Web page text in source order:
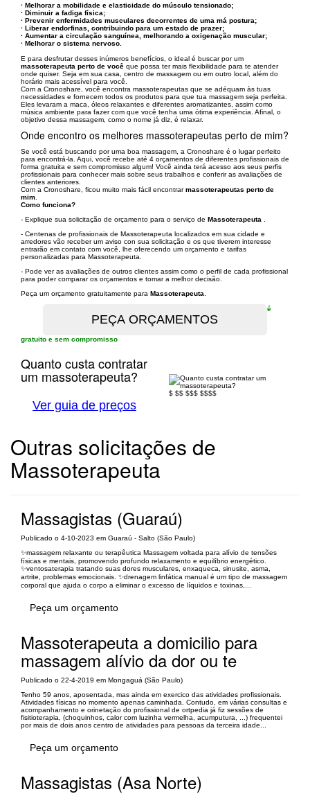
· Melhorar a mobilidade e elasticidade do músculo tensionado;
· Diminuir a fadiga física;
· Prevenir enfermidades musculares decorrentes de uma má postura;
· Liberar endorfinas, contribuindo para um estado de prazer;
· Aumentar a circulação sanguínea, melhorando a oxigenação muscular;
· Melhorar o sistema nervoso.
E para desfrutar desses inúmeros benefícios, o ideal é buscar por um
massoterapeuta perto de você que possa ter mais flexibilidade para te atender
onde quiser. Seja em sua casa, centro de massagem ou em outro local, além do
horário mais acessível para você.
Com a Cronoshare, você encontra massoterapeutas que se adéquam às tuas
necessidades e fornecem todos os produtos para que tua massagem seja perfeita.
Eles levaram a maca, óleos relaxantes e diferentes aromatizantes, assim como
música ambiente para fazer com que você tenha uma ótima experiência. Afinal, o
objetivo dessa massagem, como o nome já diz, é relaxar.
Onde encontro os melhores massoterapeutas perto de mim?
Se você está buscando por uma boa massagem, a Cronoshare é o lugar perfeito
para encontrá-la. Aqui, você recebe até 4 orçamentos de diferentes profissionais de
forma gratuita e sem compromisso algum! Você ainda terá acesso aos seus perfis
profissionais para conhecer mais sobre seus trabalhos e conferir as avaliações de
clientes anteriores.
Com a Cronoshare, ficou muito mais fácil encontrarmassoterapeutas perto de
mim
Como funciona?
- Explique sua solicitação de orçamento para o serviço de Massoterapeuta
- Centenas de profissionais de Massoterapeuta localizados em sua cidade e
arredores vão receber um aviso con sua solicitação e os que tiverem interesse
entrarão em contato com você, lhe oferecendo um orçamento e tarifas
personalizadas para Massoterapeuta.
- Pode ver as avaliações de outros clientes assim como o perfil de cada profissional
para poder comparar os orçamentos e tomar a melhor decisão.
Peça um orçamento gratuitamente para Massoterapeuta
é
gratuito e sem compromisso
Quanto custa contratar
um massoterapeuta?
Ver guia de preços
$ $$ $$$ $$$$
Outras solicitações de
Massoterapeuta
Massagistas (Guaraú)
Publicado o 4-10-2023 em Guaraú - Salto (São Paulo)
✨massagem relaxante ou terapêutica Massagem voltada para alívio de tensões
físicas e mentais, promovendo profundo relaxamento e equilíbrio energético.
✨ventosaterapia tratando suas dores musculares, enxaqueca, sinusite, asma,
artrite, problemas emocionais. ✨drenagem linfática manual é um tipo de massagem
corporal que ajuda o corpo a eliminar o excesso de líquidos e toxinas,...
Peça um orçamento
Massoterapeuta a domicilio para
massagem alívio da dor ou te
Publicado o 22-4-2019 em Mongaguá (São Paulo)
Tenho 59 anos, aposentada, mas ainda em exercico das atividades profissionais.
Atividades físicas no momento apenas caminhada. Contudo, em várias consultas e
acompanhamento e orinetação do profissional de ortpedia já fiz sessões de
fisitioterapia, (choquinhos, calor com luzinha vermelha, acumputura, ...) frequentei
por mais de dois anos centro de atividades para pessoas da terceira idade...
Peça um orçamento
Massagistas (Asa Norte)